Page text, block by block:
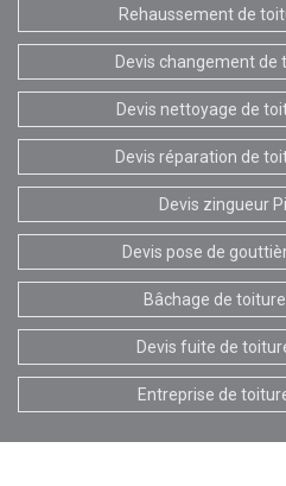
Rehaussement de
Devis changement de
Devis nettoyage de
Devis réparation de
Devis zingueur
Devis pose de
Bâchage de
Devis fuite de
Entreprise de